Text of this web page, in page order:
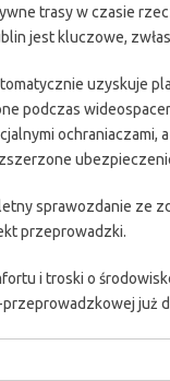
trasy w czasie
jest kluczowe,
uzyskuje
podczas
ochraniaczami,
sprawozdanie ze
przeprowadzki.
i troski o
już